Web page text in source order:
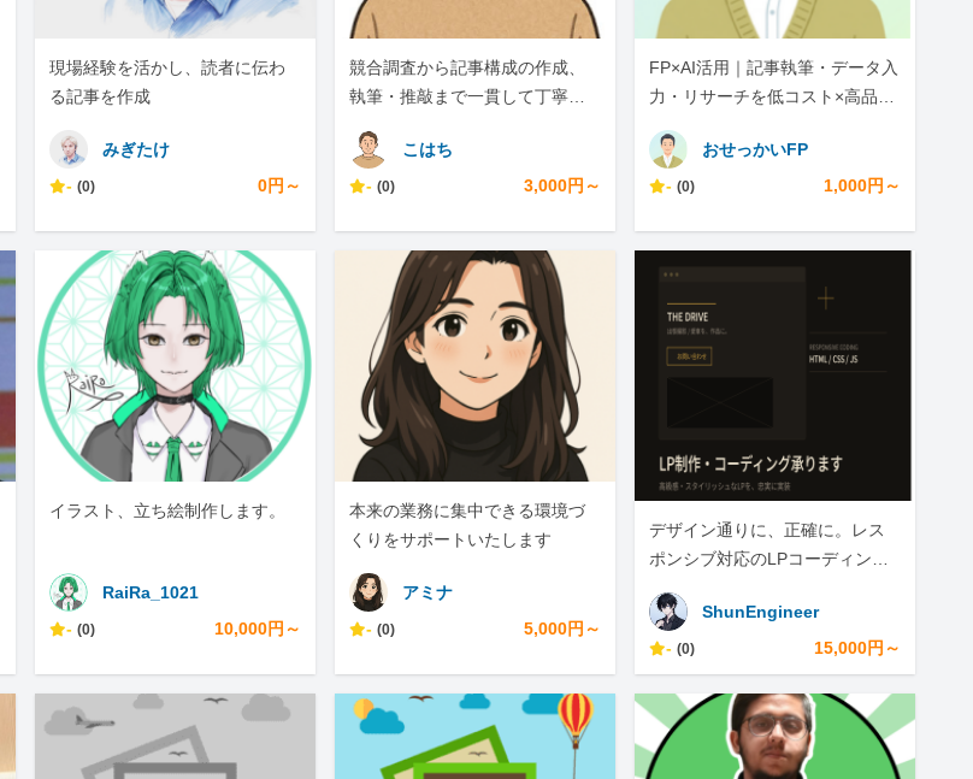
現場経験を活かし、読者に伝わ
る記事を作成
みぎたけ
- (0) 0円～
競合調査から記事構成の作成、
執筆・推敲まで一貫して丁寧に
こはち
- (0) 3,000円～
FP×AI活用｜記事執筆・データ入
力・リサーチを低コスト×高品質
おせっかいFP
- (0) 1,000円～
イラスト、立ち絵制作します。
RaiRa_1021
- (0) 10,000円～
本来の業務に集中できる環境づ
くりをサポートいたします
アミナ
- (0) 5,000円～
デザイン通りに、正確に。レス
ポンシブ対応のLPコーディング
ShunEngineer
- (0) 15,000円～